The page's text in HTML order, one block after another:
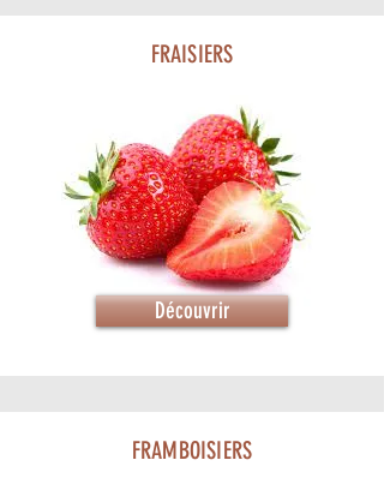
FRAISIERS
Découvrir
FRAMBOISIERS